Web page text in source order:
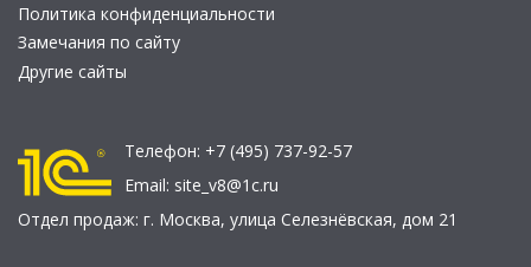
Политика конфиденциальности
Замечания по сайту
Другие сайты
Телефон: +7 (495) 737-92-57
Email: site_v8@1c.ru
Отдел продаж: г. Москва, улица Селезнёвская, дом 21